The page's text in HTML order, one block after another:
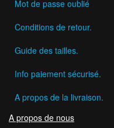
Mot de passe oublié
Conditions de retour.
Guide des tailles.
Info paiement sécurisé.
A propos de la livraison.
A propos de nous